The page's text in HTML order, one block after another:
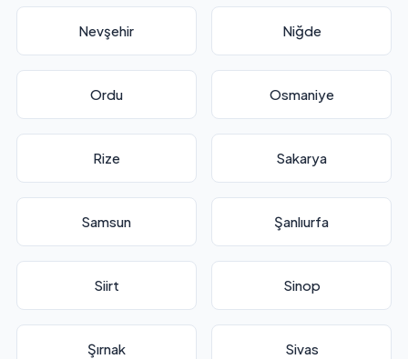
Nevşehir Niğde
Ordu Osmaniye
Rize Sakarya
Samsun Şanlıurfa
Siirt Sinop
Şırnak Sivas